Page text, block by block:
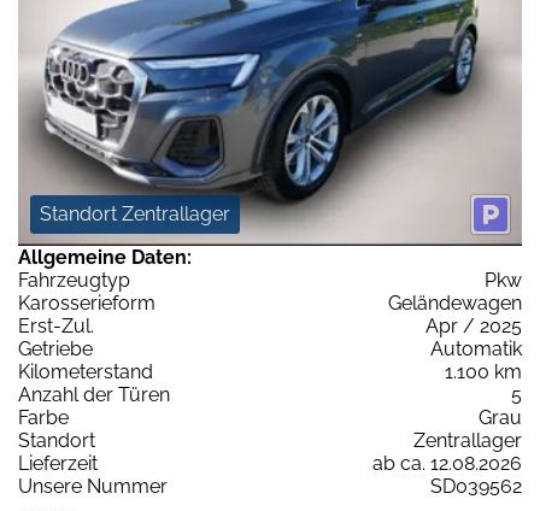
Standort Zentrallager
Allgemeine Daten:
Fahrzeugtyp
Pkw
Karosserieform
Geländewagen
Erst-Zul.
Apr / 2025
Getriebe
Automatik
Kilometerstand
1.100 km
Anzahl der Türen
5
Farbe
Grau
Standort
Zentrallager
Lieferzeit
ab ca. 12.08.2026
Unsere Nummer
SD039562